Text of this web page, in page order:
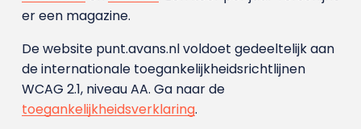
er een magazine.
De website punt.avans.nl voldoet gedeeltelijk aan
de internationale toegankelijkheidsrichtlijnen
WCAG 2.1, niveau AA. Ga naar de
toegankelijkheidsverklaring.